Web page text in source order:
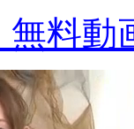
無料動